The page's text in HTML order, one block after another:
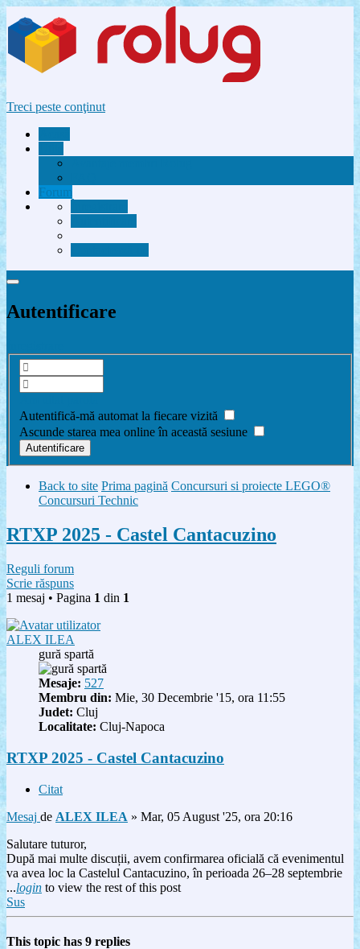
Treci peste conţinut
Forum
Autentificare
Autentifică-mă automat la fiecare vizită
Ascunde starea mea online în această sesiune
Back to site Prima pagină Concursuri si proiecte LEGO®
Concursuri Technic
RTXP 2025 - Castel Cantacuzino
Reguli forum
Scrie răspuns
1 mesaj • Pagina 1 din 1
ALEX ILEA
gură spartă
Mesaje: 527
Membru din: Mie, 30 Decembrie '15, ora 11:55
Judet: Cluj
Localitate: Cluj-Napoca
RTXP 2025 - Castel Cantacuzino
Citat
Mesaj de ALEX ILEA » Mar, 05 August '25, ora 20:16
Salutare tuturor,
După mai multe discuții, avem confirmarea oficială că evenimentul
va avea loc la Castelul Cantacuzino, în perioada 26–28 septembrie
...login to view the rest of this post
Sus
This topic has 9 replies